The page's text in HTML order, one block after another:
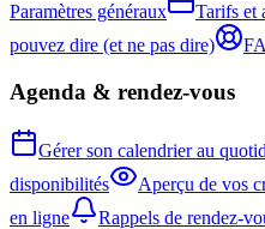
Paramètres généraux
Tarifs et
pouvez dire (et ne pas dire)
Agenda & rendez-vous
Gérer son calendrier au
disponibilités
Aperçu de vos
en ligne
Rappels de rendez-